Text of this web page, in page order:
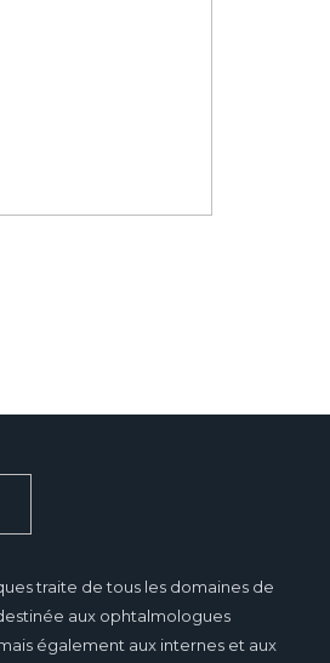
traite de tous les domaines de
aux ophtalmologues
également aux internes et aux